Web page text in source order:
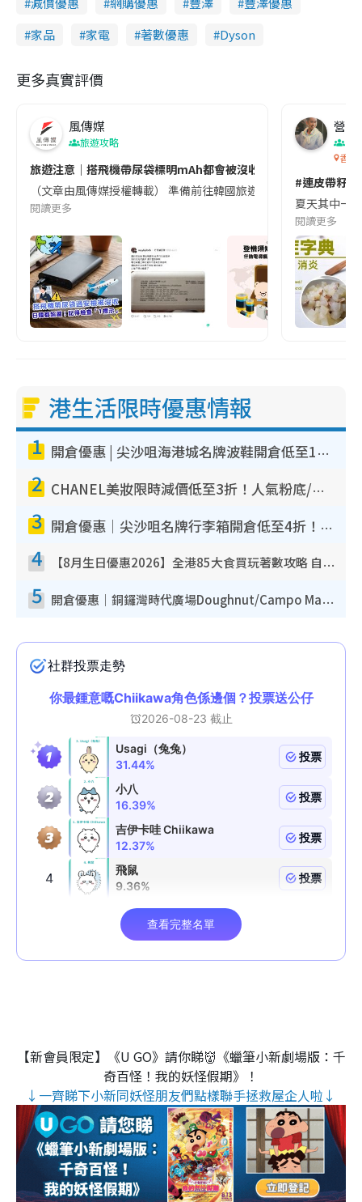
家品
家電 著數優惠 Dyson
更多真實評價
風傳媒
旅遊攻略
旅遊注意｜搭飛機帶尿袋標明mAh都會被沒收😱出發前切記檢查
（文章由風傳媒授權轉載） 準備前往韓國旅遊的民眾，近期要
閱讀更多
營養
香港
#連皮帶籽
夏天其中一
閱讀更多
港生活限時優惠情報
1 開倉優惠 | 尖沙咀海港城名牌波鞋開倉低至1折！On鞋$899起／Joy&Peace鞋履$98起
2 CHANEL美妝限時減價低至3折！人氣粉底/唇膏/精華液低至$275！COCO香水都有平
3 開倉優惠｜尖沙咀名牌行李箱開倉低至4折！一連5日 American Tourister/ace./Hallmark $200起！
4 【8月生日優惠2026】全港85大食買玩著數攻略 自助餐/火鍋放題同行免費＋誠品/DONKI送現金券
5 開倉優惠｜銅鑼灣時代廣場Doughnut/Campo Marzio開倉低至1折！背囊、書包、手袋劈價$200起
【新會員限定】《U GO》請你睇👹《蠟筆小新劇場版：千
奇百怪！我的妖怪假期》！
↓一齊睇下小新同妖怪朋友們點樣聯手拯救屋企人啦↓